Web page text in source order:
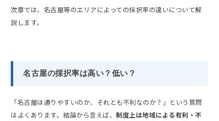
次章では、名古屋等のエリアによっての採択率の違いについて解
説します。
名古屋の採択率は高い？低い？
「名古屋は通りやすいのか、それとも不利なのか？」という質問
はよくあります。結論から言えば、制度上は地域による有利・不